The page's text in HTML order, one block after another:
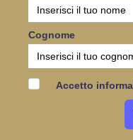
Cognome
Accetto